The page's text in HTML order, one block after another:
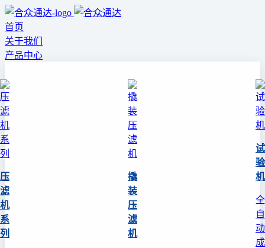
首页
关于我们
产品中心
压
滤
机
系
列
撬
装
压
滤
机
试
验
机
全
自
动
成